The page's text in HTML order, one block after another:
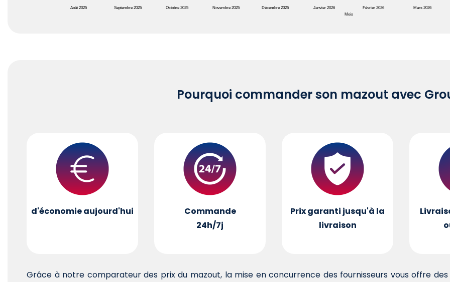
Mois
Août 2025 Septembre 2025 Octobre 2025 Novembre 2025 Décembre 2025 Janvier 2026 Février 2026 Mars 2026
Pourquoi commander son mazout avec
d'économie aujourd'hui
Commande
24h/7j
Prix garanti jusqu'à la
livraison
Grâce à notre comparateur des prix du mazout, la mise en concurrence des fournisseurs vous offre